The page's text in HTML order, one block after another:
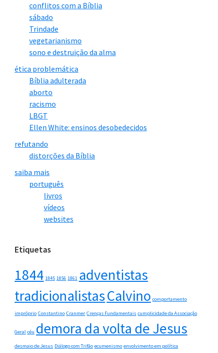
conflitos com a Bíblia
sábado
Trindade
vegetarianismo
sono e destruição da alma
ética problemática
Bíblia adulterada
aborto
racismo
LBGT
Ellen White: ensinos desobedecidos
refutando
distorções da Bíblia
saiba mais
português
livros
vídeos
websites
Etiquetas
1844 1845 1856 1861 adventistas
tradicionalistasCalvino comportamento
impróprio Constantino Cranmer Crenças Fundamentais cumplicidade da Associação
Geral céu demora da volta de Jesus
desmaio de Jesus Diálogo com Trifão ecumenismo envolvimento em política